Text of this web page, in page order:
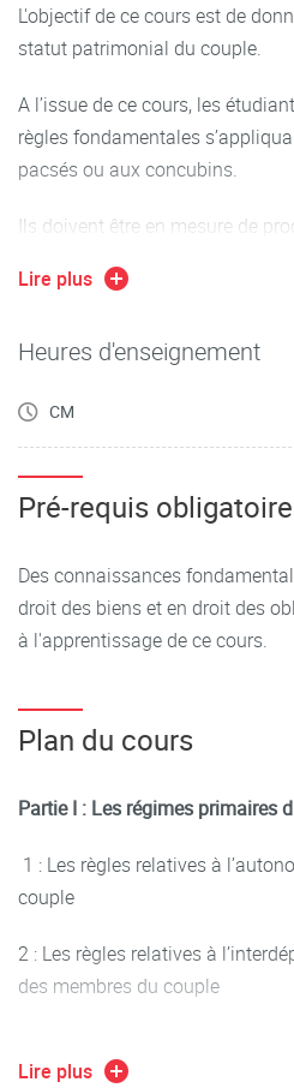
L'objectif de ce cours est de
statut patrimonial du couple.
A l’issue de ce cours, les
règles fondamentales
pacsés ou aux concubins.
Ils doivent être en mesure de
Lire plus
Heures d'enseignement
CM
Pré-requis
Des connaissances
droit des biens et en droit des
à l'apprentissage de ce cours.
Plan du cours
Partie I : Les régimes primaires
1 : Les règles relatives à
couple
2 : Les règles relatives à
des membres du couple
Lire plus